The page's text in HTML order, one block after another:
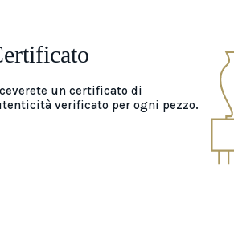
un certificato di
verificato per ogni pezzo.